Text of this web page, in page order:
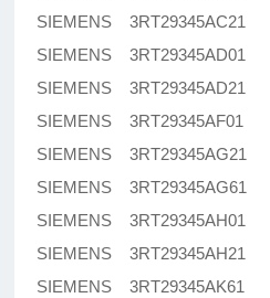
SIEMENS 3RT29345AC21
SIEMENS 3RT29345AD01
SIEMENS 3RT29345AD21
SIEMENS 3RT29345AF01
SIEMENS 3RT29345AG21
SIEMENS 3RT29345AG61
SIEMENS 3RT29345AH01
SIEMENS 3RT29345AH21
SIEMENS 3RT29345AK61